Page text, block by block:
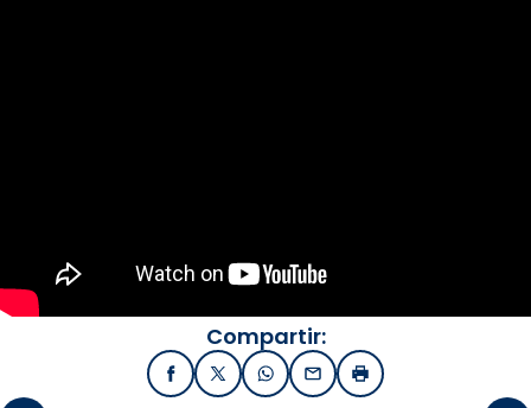
Compartir:
FacebookX / TwitterWhatsApp
EmailImprimir